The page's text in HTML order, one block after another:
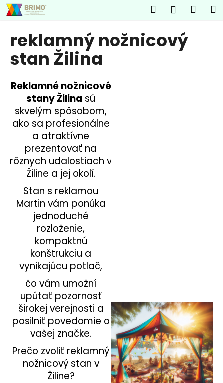
Prejsť
na
obsah
Hľadať
reklamný nožnicový
stan Žilina
Reklamné nožnicové
stany Žilina sú
skvelým spôsobom,
ako sa profesionálne
a atraktívne
prezentovať na
rôznych udalostiach v
Žiline a jej okolí.
Stan s reklamou
Martin vám ponúka
jednoduché
rozloženie,
kompaktnú
konštrukciu a
vynikajúcu potlač,
čo vám umožní
upútať pozornosť
širokej verejnosti a
posilniť povedomie o
vašej značke.
Prečo zvoliť reklamný
nožnicový stan v
Žiline?
K
o
Č
o
p
o
r
e
u
e
HĽADAŤ